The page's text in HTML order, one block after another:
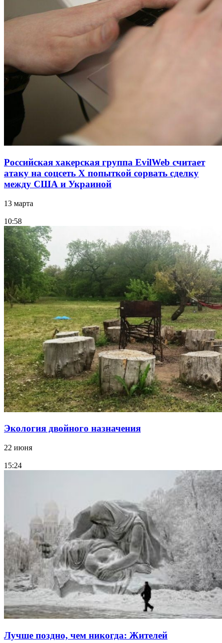
Российская хакерская группа EvilWeb считает
атаку на соцсеть Х попыткой сорвать сделку
между США и Украиной
13 марта
10:58
Экология двойного назначения
22 июня
15:24
Лучше поздно, чем никогда: Жителей